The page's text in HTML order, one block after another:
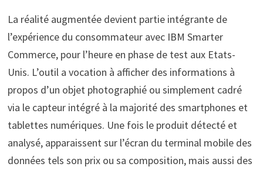
La réalité augmentée devient partie intégrante de
l’expérience du consommateur avec IBM Smarter
Commerce, pour l’heure en phase de test aux Etats-
Unis. L’outil a vocation à afficher des informations à
propos d’un objet photographié ou simplement cadré
via le capteur intégré à la majorité des smartphones et
tablettes numériques. Une fois le produit détecté et
analysé, apparaissent sur l’écran du terminal mobile des
données tels son prix ou sa composition, mais aussi des